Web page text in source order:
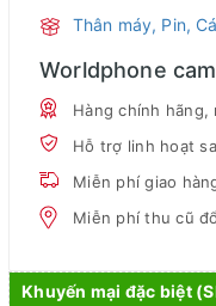
Thân máy, Pin,
Worldphone
Hàng chính hãng,
Hỗ trợ linh hoạt
Miễn phí giao
Miễn phí thu cũ
Khuyến mại đặc biệt